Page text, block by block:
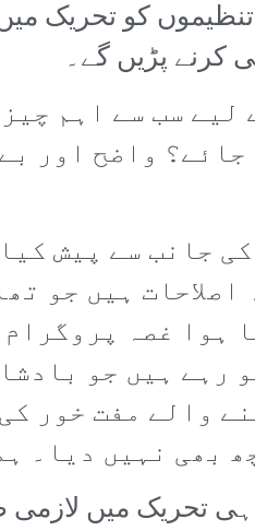
کو تحریک
کرنے پڑیں گے۔
لیے سب سے اہم
جائے؟ واضح اور
جانب سے پیش
اصلاحات ہیں جو
ہوا غصہ
رہے ہیں جو
والے مفت خور
بھی نہیں دیا۔
تحریک میں لازمی